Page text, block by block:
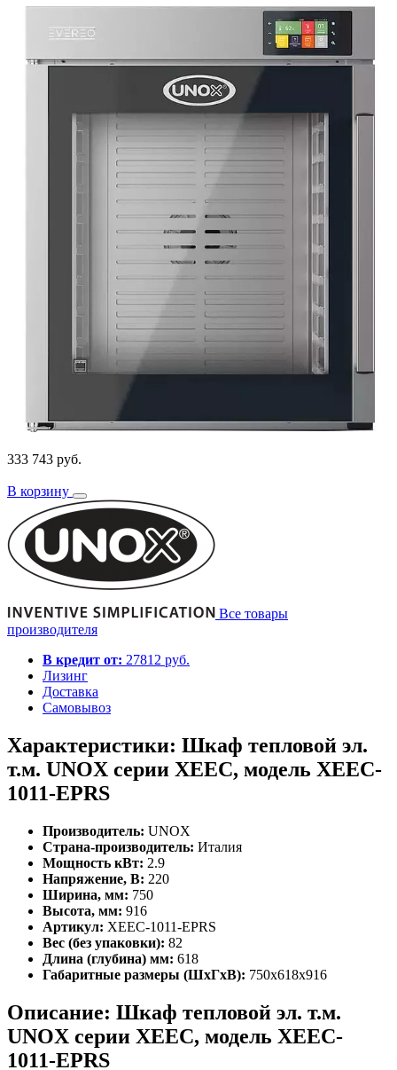
333 743 руб.
В корзину
Все товары
производителя
В кредит от: 27812 руб.
Лизинг
Доставка
Самовывоз
Характеристики: Шкаф тепловой эл.
т.м. UNOX серии XEEC, модель XEEC-
1011-EPRS
Производитель: UNOX
Страна-производитель: Италия
Мощность кВт: 2.9
Напряжение, В: 220
Ширина, мм: 750
Высота, мм: 916
Артикул: XEEC-1011-EPRS
Вес (без упаковки): 82
Длина (глубина) мм: 618
Габаритные размеры (ШхГхВ): 750x618x916
Описание: Шкаф тепловой эл. т.м.
UNOX серии XEEC, модель XEEC-
1011-EPRS